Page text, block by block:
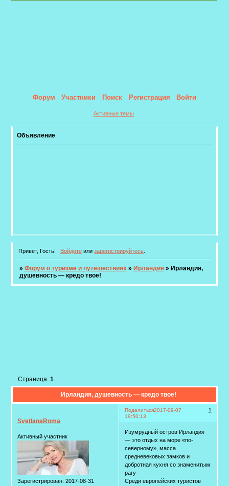
Форум Участники Поиск Регистрация Войти
Активные темы
Объявление
Привет, Гость! Войдитеили зарегистрируйтесь.
» Форум о туризме и путешествиях » Ирландия » Ирландия,
душевность — кредо твое!
Ирландия, душевность — кредо твое!
Страница: 1
Поделиться 1
2017-09-07
19:50:13
SvetlanaRoma
Активный участник
Зарегистрирован: 2017-08-31
Изумрудный остров Ирландия
— это отдых на море «по-
северному», масса
средневековых замков и
добротная кухня со знаменитым
рагу
Среди европейских туристов